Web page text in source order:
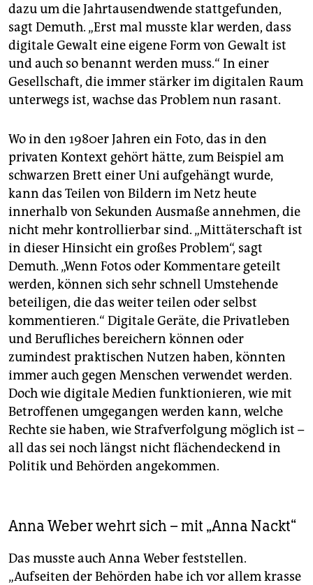
dazu um die Jahrtausendwende stattgefunden,
sagt Demuth. „Erst mal musste klar werden, dass
digitale Gewalt eine eigene Form von Gewalt ist
und auch so benannt werden muss.“ In einer
Gesellschaft, die immer stärker im digitalen Raum
unterwegs ist, wachse das Problem nun rasant.
Wo in den 1980er Jahren ein Foto, das in den
privaten Kontext gehört hätte, zum Beispiel am
schwarzen Brett einer Uni aufgehängt wurde,
kann das Teilen von Bildern im Netz heute
innerhalb von Sekunden Ausmaße annehmen, die
nicht mehr kontrollierbar sind. „Mittäterschaft ist
in dieser Hinsicht ein großes Problem“, sagt
Demuth. „Wenn Fotos oder Kommentare geteilt
werden, können sich sehr schnell Umstehende
beteiligen, die das weiter teilen oder selbst
kommentieren.“ Digitale Geräte, die Privatleben
und Berufliches bereichern können oder
zumindest praktischen Nutzen haben, könnten
immer auch gegen Menschen verwendet werden.
Doch wie digitale Medien funktionieren, wie mit
Betroffenen umgegangen werden kann, welche
Rechte sie haben, wie Strafverfolgung möglich ist –
all das sei noch längst nicht flächendeckend in
Politik und Behörden angekommen.
Anna Weber wehrt sich – mit „Anna Nackt“
Das musste auch Anna Weber feststellen.
„Aufseiten der Behörden habe ich vor allem krasse